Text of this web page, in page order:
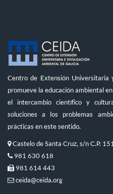
Centro de Extensión Universitaria
promueve la educación ambiental
el intercambio científico y
soluciones a los problemas
prácticas en este sentido.
Castelo de Santa Cruz, s/n C.P.
981 630 618
981 614 443
ceida@ceida.org